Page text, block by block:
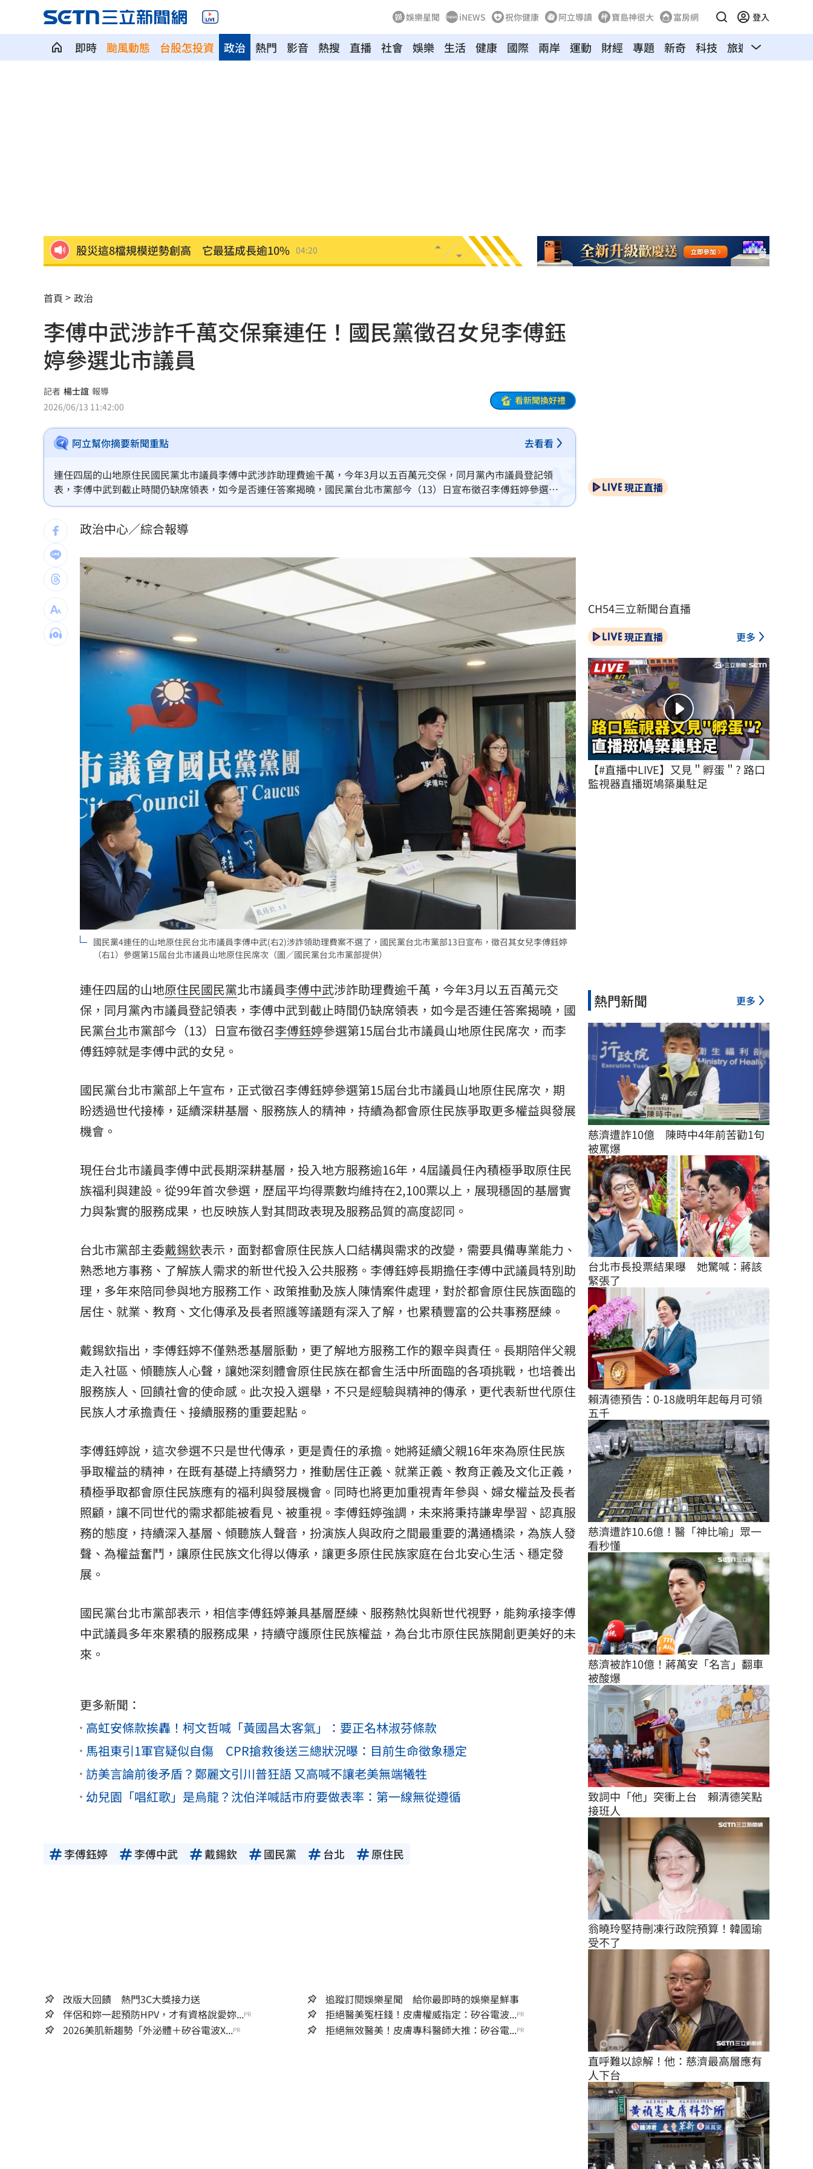
娛樂星聞 iNEWS 祝你健康 阿立導讀 寶島神很大 富房網 登入
即時 颱風動態 台股怎投資 熱門 影音 熱搜 直播
政治 社會 娛樂 生活 健康 國際 兩岸 運動 財經 專題 新奇 科技 旅遊 汽車
股災這8檔規模逆勢創高 它最猛成長逾10%
爆掛表妹當小三！表姊擅貼IG下場慘了
半導體與綠能雙箭頭！ 「它」霸氣狂賺
華許9月升息？ING：匯市在他與戰爭間拉鋸 03:10
老後離婚財產怎麼分？ 丈夫退休金拒分
賓士S500擋浩劫！車主這話暖哭全網
台股暴跌誰最能扛 高含金這幾檔繳正報酬
Q2獲利年增221% 愛普*EPS衝4.18元！
宏福苑大火調查出爐！菸頭引燃施工雜物 01:17
定投10年翻逾5倍 這檔吸引存股族卡位！
慈濟遭詐10.6億元！全款拿回解方曝 00:47
稱龍蝦咬完就吐 爆李世宗要信徒喝精油
樂天女孩淚揭往事 愛意表達障礙遭重擊
台灣彩券開獎直播中 20:31
LIVE三立+24小時直播 15:27
三立iNEWS新聞台線上直播
商場戰國來臨 台中「頂奢大道」逐漸成形
台彩父親節推新刮刮樂千萬頭獎超「爸」氣 12:00
「拍片人的多重宇宙」職涯論壇9/12登場！ 10:30
8國球員齊聚高雄 Formosa 7s掀足球熱潮 10:00
理想混蛋號召粉絲跨海追星吃美食！ 18:15
首頁 政治
李傅中武涉詐千萬交保棄連任！國民黨徵召女兒李傅鈺
婷參選北市議員
記者 楊士誼 報導
2026/06/13 11:42:00
看新聞換好禮
阿立幫你摘要新聞重點 去看看
連任四屆的山地原住民國民黨北市議員李傅中武涉詐助理費逾千萬，今年3月以五百萬元交保，同月黨內市議員登記領
表，李傅中武到截止時間仍缺席領表，如今是否連任答案揭曉，國民黨台北市黨部今（13）日宣布徵召李傅鈺婷參選第
15屆台北市議員山地原住民席次，而李傅鈺婷就是李傅中武的女兒。
政治中心／綜合報導
國民黨4連任的山地原住民台北市議員李傅中武(右2)涉詐領助理費案不選了，國民黨台北市黨部13日宣布，徵召其女兒李傅鈺婷
（右1）參選第15屆台北市議員山地原住民席次（圖／國民黨台北市黨部提供）
連任四屆的山地原住民國民黨北市議員李傅中武涉詐助理費逾千萬，今年3月以五百萬元交
保，同月黨內市議員登記領表，李傅中武到截止時間仍缺席領表，如今是否連任答案揭曉，國
民黨台北市黨部今（13）日宣布徵召李傅鈺婷參選第15屆台北市議員山地原住民席次，而李
傅鈺婷就是李傅中武的女兒。
國民黨台北市黨部上午宣布，正式徵召李傅鈺婷參選第15屆台北市議員山地原住民席次，期
盼透過世代接棒，延續深耕基層、服務族人的精神，持續為都會原住民族爭取更多權益與發展
機會。
現任台北市議員李傅中武長期深耕基層，投入地方服務逾16年，4屆議員任內積極爭取原住民
族福利與建設。從99年首次參選，歷屆平均得票數均維持在2,100票以上，展現穩固的基層實
力與紮實的服務成果，也反映族人對其問政表現及服務品質的高度認同。
台北市黨部主委戴錫欽表示，面對都會原住民族人口結構與需求的改變，需要具備專業能力、
熟悉地方事務、了解族人需求的新世代投入公共服務。李傅鈺婷長期擔任李傅中武議員特別助
理，多年來陪同參與地方服務工作、政策推動及族人陳情案件處理，對於都會原住民族面臨的
居住、就業、教育、文化傳承及長者照護等議題有深入了解，也累積豐富的公共事務歷練。
戴錫欽指出，李傅鈺婷不僅熟悉基層脈動，更了解地方服務工作的艱辛與責任。長期陪伴父親
走入社區、傾聽族人心聲，讓她深刻體會原住民族在都會生活中所面臨的各項挑戰，也培養出
服務族人、回饋社會的使命感。此次投入選舉，不只是經驗與精神的傳承，更代表新世代原住
民族人才承擔責任、接續服務的重要起點。
李傅鈺婷說，這次參選不只是世代傳承，更是責任的承擔。她將延續父親16年來為原住民族
爭取權益的精神，在既有基礎上持續努力，推動居住正義、就業正義、教育正義及文化正義，
積極爭取都會原住民族應有的福利與發展機會。同時也將更加重視青年參與、婦女權益及長者
照顧，讓不同世代的需求都能被看見、被重視。李傅鈺婷強調，未來將秉持謙卑學習、認真服
務的態度，持續深入基層、傾聽族人聲音，扮演族人與政府之間最重要的溝通橋梁，為族人發
聲、為權益奮鬥，讓原住民族文化得以傳承，讓更多原住民族家庭在台北安心生活、穩定發
展。
國民黨台北市黨部表示，相信李傅鈺婷兼具基層歷練、服務熱忱與新世代視野，能夠承接李傅
中武議員多年來累積的服務成果，持續守護原住民族權益，為台北市原住民族開創更美好的未
來。
更多新聞：
高虹安條款挨轟！柯文哲喊「黃國昌太客氣」：要正名林淑芬條款
馬祖東引1軍官疑似自傷 CPR搶救後送三總狀況曝：目前生命徵象穩定
訪美言論前後矛盾？鄭麗文引川普狂語 又高喊不讓老美無端犧牲
幼兒園「唱紅歌」是烏龍？沈伯洋喊話市府要做表率：第一線無從遵循
李傅鈺婷 李傅中武 戴錫欽 國民黨 台北 原住民
改版大回饋 熱門3C大獎接力送
追蹤訂閱娛樂星聞 給你最即時的娛樂星鮮事
伴侶和妳一起預防HPV，才有資格說愛妳...PR 拒絕醫美冤枉錢！皮膚權威指定：矽谷電波...PR
2026美肌新趨勢「外泌體＋矽谷電波X...PR 拒絕無效醫美！皮膚專科醫師大推：矽谷電...PR
現正直播
CH54三立新聞台直播
現正直播 更多
【#直播中LIVE】又見＂孵蛋＂? 路口
監視器直播斑鳩築巢駐足
熱門新聞 更多
慈濟遭詐10億　陳時中4年前苦勸1句
被罵爆
台北市長投票結果曝　她驚喊：蔣該
緊張了
賴清德預告：0-18歲明年起每月可領
五千
慈濟遭詐10.6億！醫「神比喻」眾一
看秒懂
慈濟被詐10億！蔣萬安「名言」翻車
被酸爆
致詞中「他」突衝上台　賴清德笑點
接班人
翁曉玲堅持刪凍行政院預算！韓國瑜
受不了
直呼難以諒解！他：慈濟最高層應有
人下台